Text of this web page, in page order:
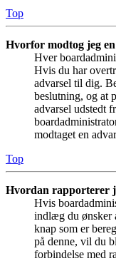
Top
Hvorfor modtog jeg
Hver
Hvis du har
advarsel til dig.
beslutning, og at
advarsel udstedt
modtaget en
Top
Hvordan rapporterer
Hvis
indlæg du ønsker
knap som er
på denne, vil du
forbindelse med